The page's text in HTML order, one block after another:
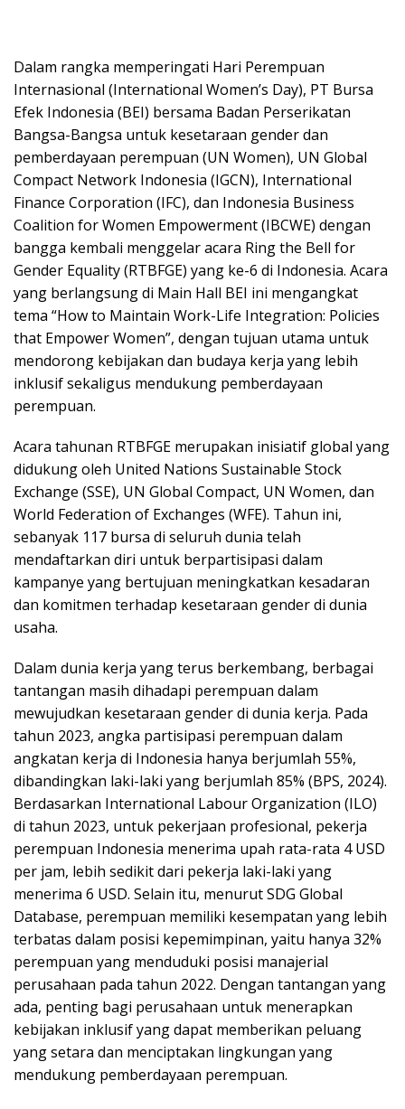
Dalam rangka memperingati Hari Perempuan
Internasional (International Women’s Day), PT Bursa
Efek Indonesia (BEI) bersama Badan Perserikatan
Bangsa-Bangsa untuk kesetaraan gender dan
pemberdayaan perempuan (UN Women), UN Global
Compact Network Indonesia (IGCN), International
Finance Corporation (IFC), dan Indonesia Business
Coalition for Women Empowerment (IBCWE) dengan
bangga kembali menggelar acara Ring the Bell for
Gender Equality (RTBFGE) yang ke-6 di Indonesia. Acara
yang berlangsung di Main Hall BEI ini mengangkat
tema “How to Maintain Work-Life Integration: Policies
that Empower Women”, dengan tujuan utama untuk
mendorong kebijakan dan budaya kerja yang lebih
inklusif sekaligus mendukung pemberdayaan
perempuan.
Acara tahunan RTBFGE merupakan inisiatif global yang
didukung oleh United Nations Sustainable Stock
Exchange (SSE), UN Global Compact, UN Women, dan
World Federation of Exchanges (WFE). Tahun ini,
sebanyak 117 bursa di seluruh dunia telah
mendaftarkan diri untuk berpartisipasi dalam
kampanye yang bertujuan meningkatkan kesadaran
dan komitmen terhadap kesetaraan gender di dunia
usaha.
Dalam dunia kerja yang terus berkembang, berbagai
tantangan masih dihadapi perempuan dalam
mewujudkan kesetaraan gender di dunia kerja. Pada
tahun 2023, angka partisipasi perempuan dalam
angkatan kerja di Indonesia hanya berjumlah 55%,
dibandingkan laki-laki yang berjumlah 85% (BPS, 2024).
Berdasarkan International Labour Organization (ILO)
di tahun 2023, untuk pekerjaan profesional, pekerja
perempuan Indonesia menerima upah rata-rata 4 USD
per jam, lebih sedikit dari pekerja laki-laki yang
menerima 6 USD. Selain itu, menurut SDG Global
Database, perempuan memiliki kesempatan yang lebih
terbatas dalam posisi kepemimpinan, yaitu hanya 32%
perempuan yang menduduki posisi manajerial
perusahaan pada tahun 2022. Dengan tantangan yang
ada, penting bagi perusahaan untuk menerapkan
kebijakan inklusif yang dapat memberikan peluang
yang setara dan menciptakan lingkungan yang
mendukung pemberdayaan perempuan.